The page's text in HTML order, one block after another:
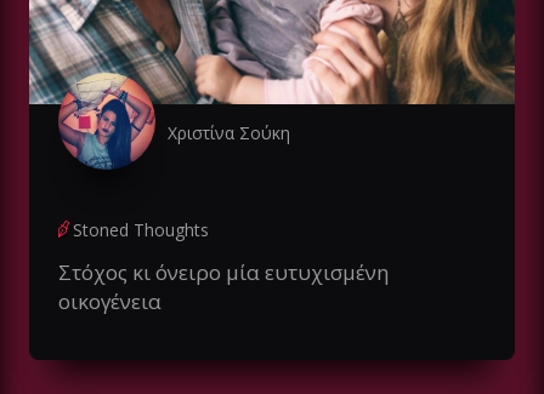
Χριστίνα Σούκη
Stoned Thoughts
Στόχος κι όνειρο μία ευτυχισμένη
οικογένεια